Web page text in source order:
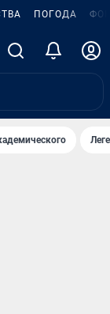
ПОГОДА